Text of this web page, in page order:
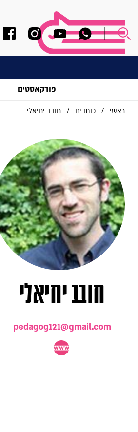
פודקאסטים
ראשי / כותבים / חובב יחיאלי
חובב יחיאלי
pedagog121@gmail.com